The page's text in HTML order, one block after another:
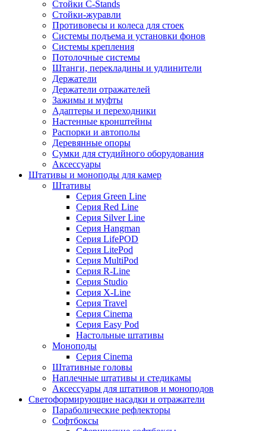
Стойки C-Stands
Стойки-журавли
Противовесы и колеса для стоек
Системы подъема и установки фонов
Системы крепления
Потолочные системы
Штанги, перекладины и удлинители
Держатели
Держатели отражателей
Зажимы и муфты
Адаптеры и переходники
Настенные кронштейны
Распорки и автополы
Деревянные опоры
Сумки для студийного оборудования
Аксессуары
Штативы и моноподы для камер
Штативы
Серия Green Line
Серия Red Line
Серия Silver Line
Серия Hangman
Серия LifePOD
Серия LitePod
Серия MultiPod
Серия R-Line
Серия Studio
Серия X-Line
Серия Travel
Серия Cinema
Серия Easy Pod
Настольные штативы
Моноподы
Серия Cinema
Штативные головы
Наплечные штативы и стедикамы
Аксессуары для штативов и моноподов
Светоформирующие насадки и отражатели
Параболические рефлекторы
Софтбоксы